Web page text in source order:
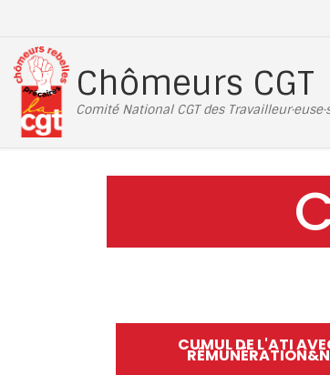
Chômeurs CGT
Comité National CGT des
CUMUL DE L'ATI